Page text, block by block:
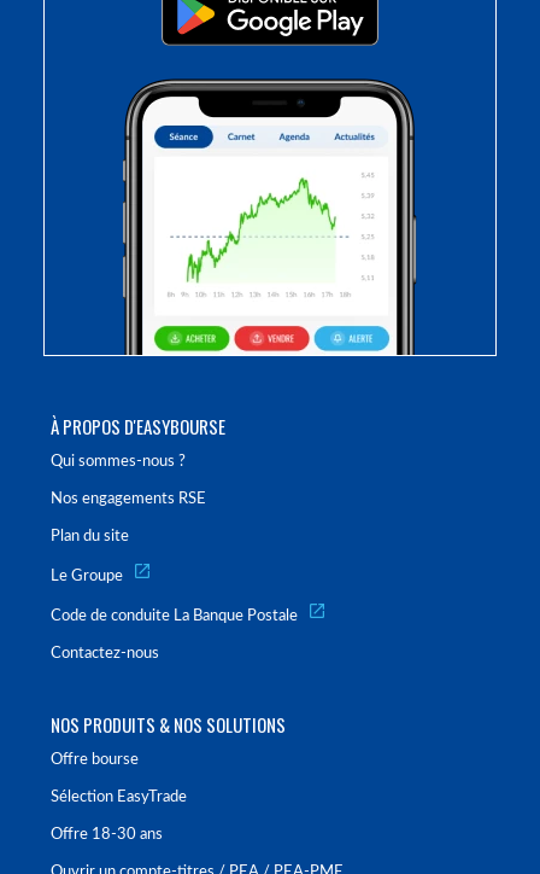
À PROPOS D'EASYBOURSE
Qui sommes-nous ?
Nos engagements RSE
Plan du site
Le Groupe
Code de conduite La Banque Postale
Contactez-nous
NOS PRODUITS & NOS SOLUTIONS
Offre bourse
Sélection EasyTrade
Offre 18-30 ans